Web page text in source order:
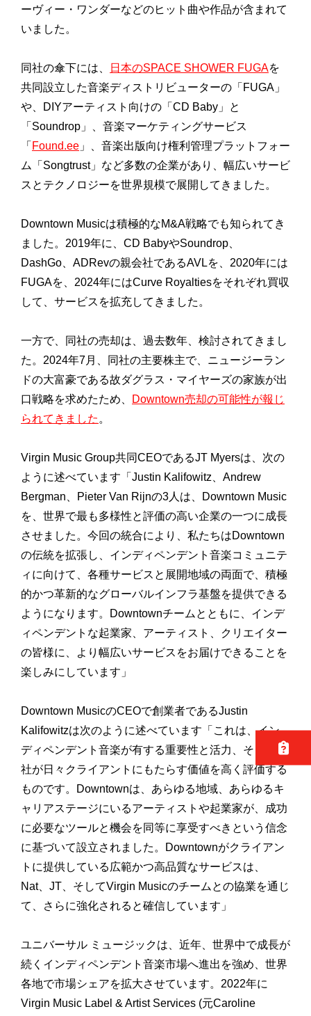
ーヴィー・ワンダーなどのヒット曲や作品が含まれて
いました。
同社の傘下には、 日本のSPACE SHOWER FUGAを
共同設立した音楽ディストリビューターの「FUGA」
や、DIYアーティスト向けの「CD Baby」と
「Soundrop」、音楽マーケティングサービス
「 Found.ee 」、音楽出版向け権利管理プラットフォー
ム「Songtrust」など多数の企業があり、幅広いサービ
スとテクノロジーを世界規模で展開してきました。
Downtown Musicは積極的なM&A戦略でも知られてき
ました。2019年に、CD BabyやSoundrop、
DashGo、ADRevの親会社であるAVLを、2020年には
FUGAを、2024年にはCurve Royaltiesをそれぞれ買収
して、サービスを拡充してきました。
一方で、同社の売却は、過去数年、検討されてきまし
た。2024年7月、同社の主要株主で、ニュージーラン
ドの大富豪である故ダグラス・マイヤーズの家族が出
口戦略を求めたため、
Downtown売却の可能性が報じ
られてきました 。
Virgin Music Group共同CEOであるJT Myersは、次の
ように述べています「Justin Kalifowitz、Andrew
Bergman、Pieter Van Rijnの3人は、Downtown Music
を、世界で最も多様性と評価の高い企業の一つに成長
させました。今回の統合により、私たちはDowntown
の伝統を拡張し、インディペンデント音楽コミュニテ
ィに向けて、各種サービスと展開地域の両面で、積極
的かつ革新的なグローバルインフラ基盤を提供できる
ようになります。Downtownチームとともに、インデ
ィペンデントな起業家、アーティスト、クリエイター
の皆様に、より幅広いサービスをお届けできることを
楽しみにしています」
Downtown MusicのCEOで創業者であるJustin
Kalifowitzは次のように述べています「これは、イン
ディペンデント音楽が有する重要性と活力、そして当
社が日々クライアントにもたらす価値を高く評価する
ものです。Downtownは、あらゆる地域、あらゆるキ
ャリアステージにいるアーティストや起業家が、成功
に必要なツールと機会を同等に享受すべきという信念
に基づいて設立されました。Downtownがクライアン
トに提供している広範かつ高品質なサービスは、
Nat、JT、そしてVirgin Musicのチームとの協業を通じ
て、さらに強化されると確信しています」
ユニバーサル ミュージックは、近年、世界中で成長が
続くインディペンデント音楽市場へ進出を強め、世界
各地で市場シェアを拡大させています。2022年に
Virgin Music Label & Artist Services (元Caroline